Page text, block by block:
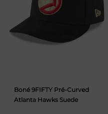
Boné 9FIFTY Pré-Curved
Atlanta Hawks Suede